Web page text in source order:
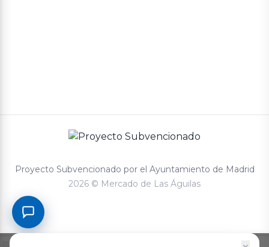
Proyecto Subvencionado por el Ayuntamiento de Madrid
2026 © Mercado de Las Águilas